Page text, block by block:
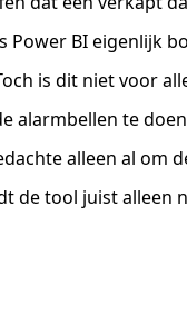
Power BI eigenlijk
is dit niet voor
alarmbellen te
alleen al om
de tool juist alleen